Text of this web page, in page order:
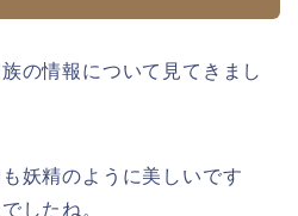
の情報について見てきまし
妖精のように美しいです
したね。